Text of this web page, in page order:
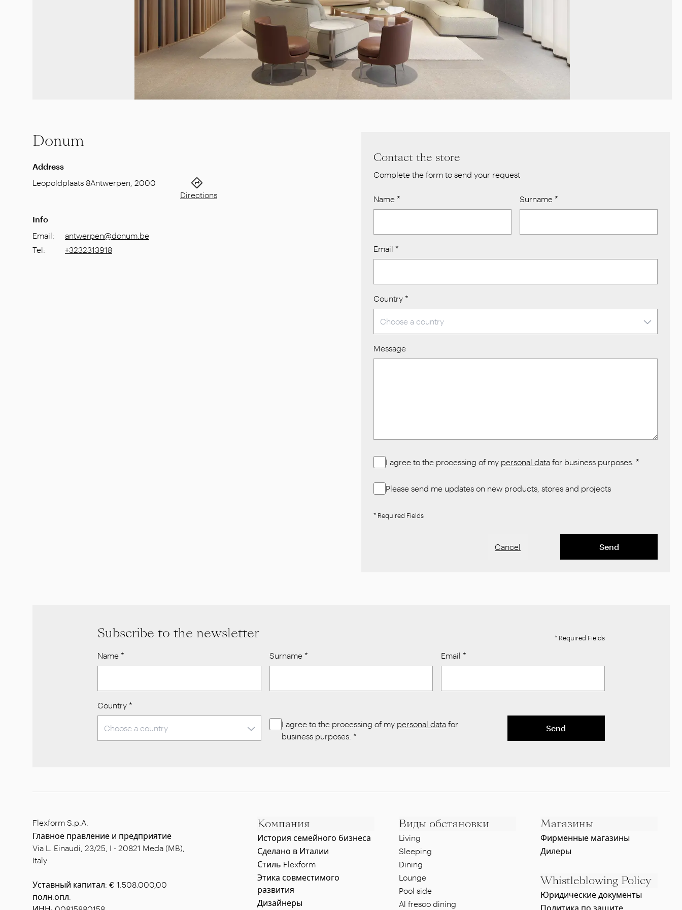
Donum
Address
Leopoldplaats 8Antwerpen 2000
Directions
Info
Email:
antwerpen@donum.be
Tel: +3232313918
Contact the store
Complete the form to send your request
Name * Surname *
Email *
Country *
Message
I agree to the processing of my personal data for business purposes. *
Please send me updates on new products, stores and projects
* Required Fields
Cancel Send
Subscribe to the newsletter * Required Fields
Name * Surname* Email *
Country *
I agree to the processing of my personal datafor
business purposes. *
Send
Flexform S.p.A.
Главное правление и предприятие
Via L. Einaudi, 23/25, I - 20821 Meda (MB),
Italy
Уставный капитал: € 1.508.000,00
полн.опл.
Компания
История семейного бизнеса
Сделано в Италии
Стиль Flexform
Этика совместимого
развития
Дизайнеры
Виды обстановки
Living
Sleeping
Dining
Lounge
Pool side
Al fresco dining
Магазины
Фирменные магазины
Дилеры
Whistleblowing Policy
Юридические документы
Политика по защите